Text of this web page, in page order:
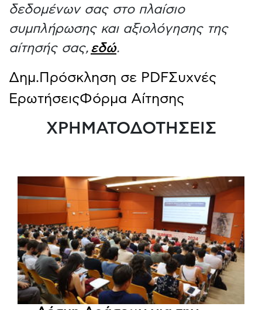
δεδομένων σας στο πλαίσιο
συμπλήρωσης και αξιολόγησης της
αίτησής σας, εδώ.
Δημ.Πρόσκληση σε PDFΣυχνές
ΕρωτήσειςΦόρμα Αίτησης
ΧΡΗΜΑΤΟΔΟΤΗΣΕΙΣ